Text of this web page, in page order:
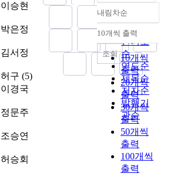
이승현
박은정
김서정
허구 (5)
이경국
정문주
조승연
허승회
정확도
순
인기도
순
연도순
제목순
저자순
발행기
관순
내림차순
내림차순
10개씩 출력
10개씩
출력
20개씩
출력
30개씩
출력
50개씩
출력
100개씩
출력
조회